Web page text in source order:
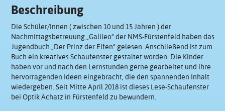
Beschreibung
Die Schüler/Innen ( zwischen 10 und 15 Jahren ) der
Nachmittagsbetreuung „Galileo“ der NMS-Fürstenfeld haben das
Jugendbuch „Der Prinz der Elfen“ gelesen. Anschließend ist zum
Buch ein kreatives Schaufenster gestaltet worden. Die Kinder
haben vor und nach den Lernstunden gerne gearbeitet und ihre
hervorragenden Ideen eingebracht, die den spannenden Inhalt
wiedergeben. Seit Mitte April 2018 ist dieses Lese-Schaufenster
bei Optik Achatz in Fürstenfeld zu bewundern.